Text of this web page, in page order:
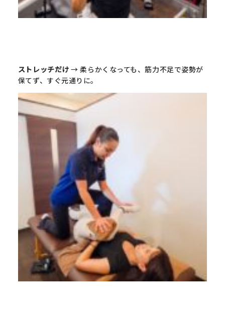
ストレッチだけ → 柔らかくなっても、筋力不足で姿勢が
保てず、すぐ元通りに。